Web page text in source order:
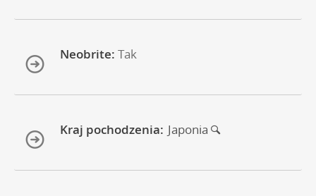
Neobrite: Tak
Kraj pochodzenia: Japonia